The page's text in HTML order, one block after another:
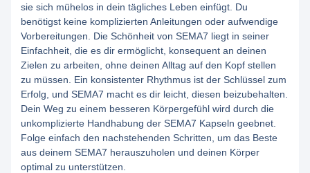
sie sich mühelos in dein tägliches Leben einfügt. Du
benötigst keine komplizierten Anleitungen oder aufwendige
Vorbereitungen. Die Schönheit von SEMA7 liegt in seiner
Einfachheit, die es dir ermöglicht, konsequent an deinen
Zielen zu arbeiten, ohne deinen Alltag auf den Kopf stellen
zu müssen. Ein konsistenter Rhythmus ist der Schlüssel zum
Erfolg, und SEMA7 macht es dir leicht, diesen beizubehalten.
Dein Weg zu einem besseren Körpergefühl wird durch die
unkomplizierte Handhabung der SEMA7 Kapseln geebnet.
Folge einfach den nachstehenden Schritten, um das Beste
aus deinem SEMA7 herauszuholen und deinen Körper
optimal zu unterstützen.